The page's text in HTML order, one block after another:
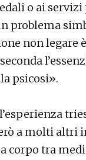
o ai
problema
non legare
psicosi».
a molti altri
corpo tra